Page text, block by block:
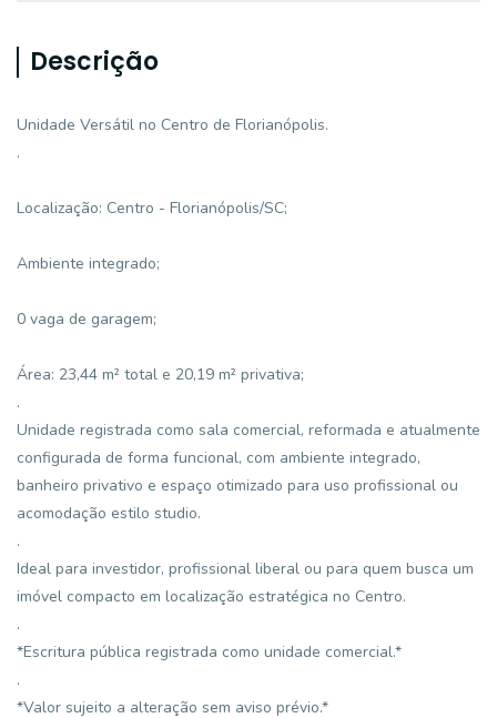
Descrição
Unidade Versátil no Centro de Florianópolis.
.
Localização: Centro - Florianópolis/SC;
Ambiente integrado;
0 vaga de garagem;
Área: 23,44 m² total e 20,19 m² privativa;
.
Unidade registrada como sala comercial, reformada e atualmente
configurada de forma funcional, com ambiente integrado,
banheiro privativo e espaço otimizado para uso profissional ou
acomodação estilo studio.
.
Ideal para investidor, profissional liberal ou para quem busca um
imóvel compacto em localização estratégica no Centro.
.
*Escritura pública registrada como unidade comercial.*
.
*Valor sujeito a alteração sem aviso prévio.*